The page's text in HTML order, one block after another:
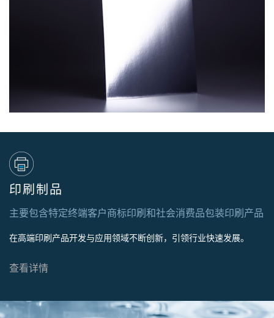
印刷制品
主要包含特定终端客户商标印刷和社会消费品包装印刷产品
在高端印刷产品开发与应用领域不断创新，引领行业快速发展。
查看详情